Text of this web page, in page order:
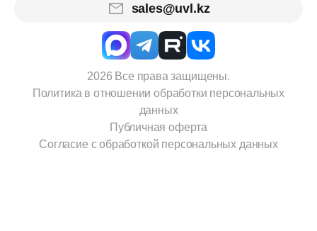
sales@uvl.kz
2026 Все права защищены.
Политика в отношении обработки персональных
данных
Публичная оферта
Согласие с обработкой персональных данных